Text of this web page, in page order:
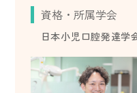
資格・所属学会
日本小児口腔発達学